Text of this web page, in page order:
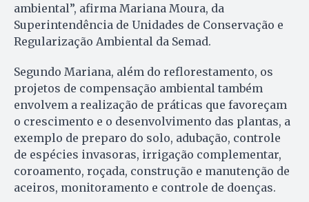
ambiental”, afirma Mariana Moura, da
Superintendência de Unidades de Conservação e
Regularização Ambiental da Semad.
Segundo Mariana, além do reflorestamento, os
projetos de compensação ambiental também
envolvem a realização de práticas que favoreçam
o crescimento e o desenvolvimento das plantas, a
exemplo de preparo do solo, adubação, controle
de espécies invasoras, irrigação complementar,
coroamento, roçada, construção e manutenção de
aceiros, monitoramento e controle de doenças.